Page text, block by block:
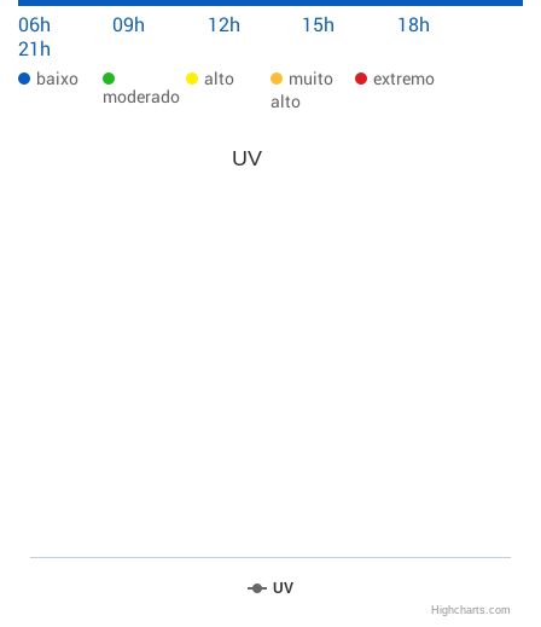
06h 09h 12h 15h
18h
21h
baixo
moderado
alto
muito
alto
extremo
UV
UV
Highcharts.com